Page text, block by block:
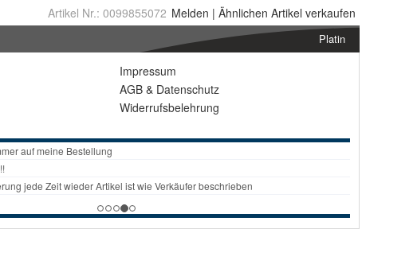
Artikel Nr.: 0099855072 Melden | Ähnlichen Artikel verkaufen
Platin
Impressum
AGB & Datenschutz
Widerrufsbelehrung